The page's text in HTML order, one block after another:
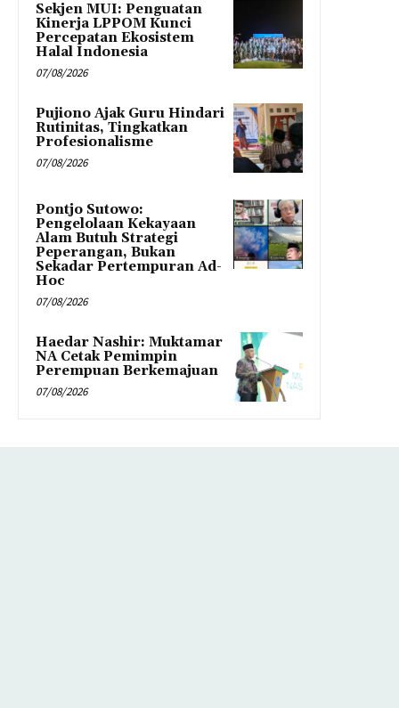
Sekjen MUI: Penguatan
Kinerja LPPOM Kunci
Percepatan Ekosistem
Halal Indonesia
07/08/2026
Pujiono Ajak Guru Hindari
Rutinitas, Tingkatkan
Profesionalisme
07/08/2026
Pontjo Sutowo:
Pengelolaan Kekayaan
Alam Butuh Strategi
Peperangan, Bukan
Sekadar Pertempuran Ad-
Hoc
07/08/2026
Haedar Nashir: Muktamar
NA Cetak Pemimpin
Perempuan Berkemajuan
07/08/2026